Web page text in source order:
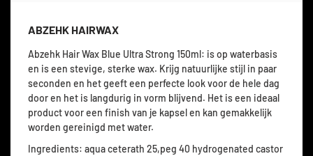
ABZEHK HAIRWAX
Abzehk Hair Wax Blue Ultra Strong 150ml: is op waterbasis
en is een stevige, sterke wax. Krijg natuurlijke stijl in paar
seconden en het geeft een perfecte look voor de hele dag
door en het is langdurig in vorm blijvend. Het is een ideaal
product voor een finish van je kapsel en kan gemakkelijk
worden gereinigd met water.
Ingredients: aqua ceterath 25,peg 40 hydrogenated castor